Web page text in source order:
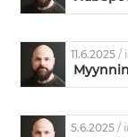
11.6.2025/
5.6.2025/